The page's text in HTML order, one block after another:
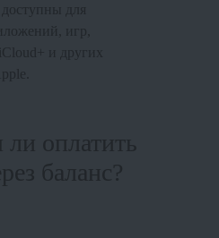
доступны для
игр,
и других
ли оплатить
баланс?